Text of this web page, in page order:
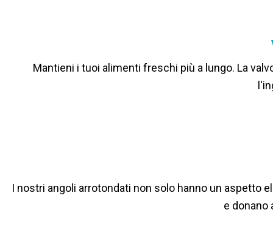
Mantieni i tuoi alimenti freschi più a lungo. La
I nostri angoli arrotondati non solo hanno un aspetto
e donano